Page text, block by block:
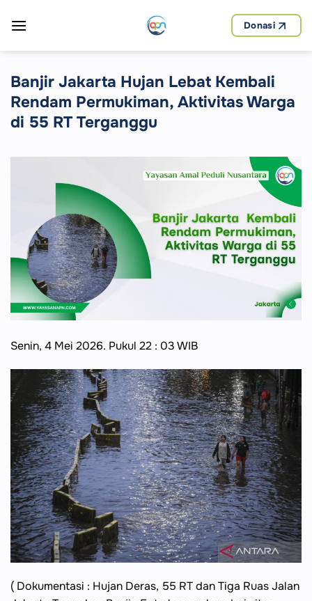
Donasi
Banjir Jakarta Hujan Lebat Kembali
Rendam Permukiman, Aktivitas Warga
di 55 RT Terganggu
Senin, 4 Mei 2026. Pukul 22 : 03 WIB
( Dokumentasi : Hujan Deras, 55 RT dan Tiga Ruas Jalan